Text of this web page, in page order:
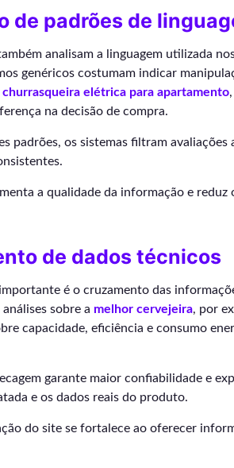
de padrões de
analisam a linguagem utilizada
genéricos costumam indicar
elétrica para apartamento
na decisão de compra.
padrões, os sistemas filtram
a qualidade da informação e reduz
de dados técnicos
é o cruzamento das
sobre a melhor cervejeira, por
capacidade, eficiência e consumo
garante maior confiabilidade e
e os dados reais do produto.
do site se fortalece ao oferecer